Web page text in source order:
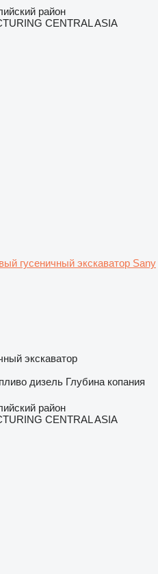
район
CENTRAL ASIA
гусеничный экскаватор Sany
экскаватор
дизель Глубина копания
район
CENTRAL ASIA